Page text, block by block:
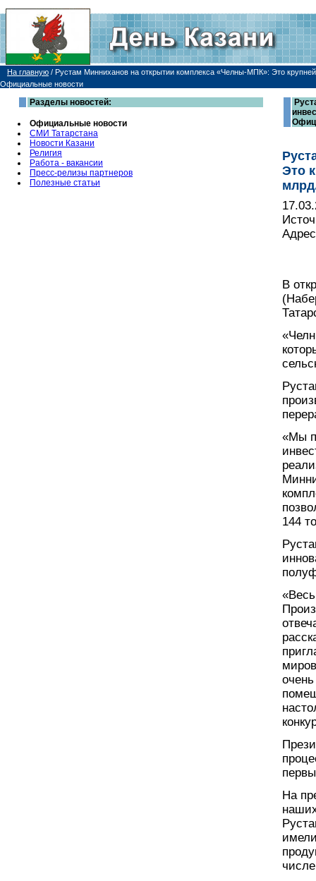
На главную / Рустам Минниханов на открытии комплекса «Челны-МПК»: Это
Официальные новости
Разделы новостей:
Официальные новости
СМИ Татарстана
Новости Казани
Религия
Работа - вакансии
Пресс-релизы партнеров
Полезные статьи
Это
В
«Мы
144
На